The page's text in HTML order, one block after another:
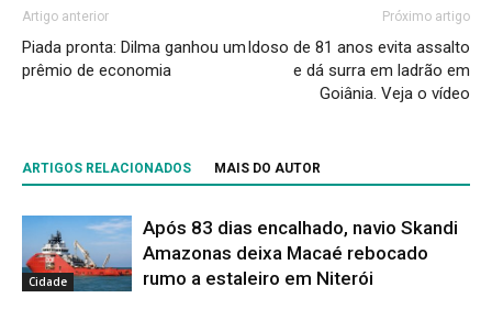
Artigo anterior
Piada pronta: Dilma ganhou um
prêmio de economia
Próximo artigo
Idoso de 81 anos evita assalto
e dá surra em ladrão em
Goiânia. Veja o vídeo
ARTIGOS RELACIONADOS MAIS DO AUTOR
Cidade
Após 83 dias encalhado, navio Skandi
Amazonas deixa Macaé rebocado
rumo a estaleiro em Niterói